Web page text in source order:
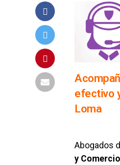
efectivo
Loma
Abogados
y Comercio